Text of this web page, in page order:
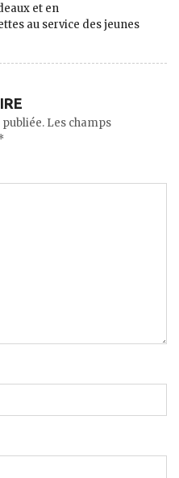
et en
au service des jeunes
Les champs